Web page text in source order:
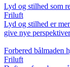
Lyd og stilhed som
Friluft
Lyd og stilhed er
give nye
Forbered bålmaden
Friluft